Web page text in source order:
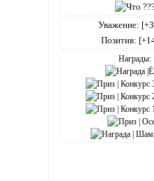
Уважение:
Позитив:
Награды: